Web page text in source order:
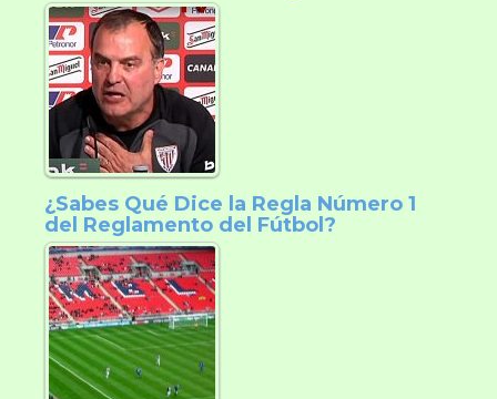
¿Sabes Qué Dice la Regla Número 1
del Reglamento del Fútbol?